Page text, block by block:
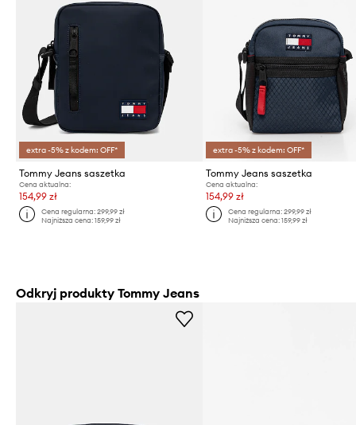
extra -5% z kodem: OFF*
Tommy Jeans saszetka
Cena aktualna:
154,99 zł
Cena regularna:299,99 zł
Najniższa cena:159,99 zł
extra -5% z kodem: OFF*
Tommy Jeans saszetka
Cena aktualna:
154,99 zł
Cena regularna: 299,99 zł
Najniższa cena: 159,99 zł
Odkryj produkty Tommy Jeans